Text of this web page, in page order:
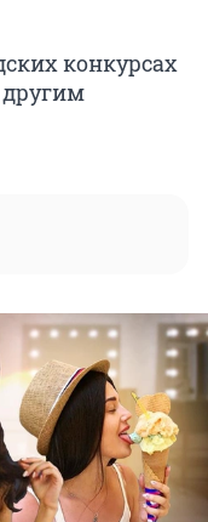
конкурсах
другим